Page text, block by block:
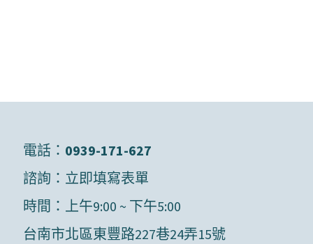
電話： 0939-171-627
諮詢： 立即填寫表單
時間：上午9:00 ~ 下午5:00
台南市北區東豐路227巷24弄15號